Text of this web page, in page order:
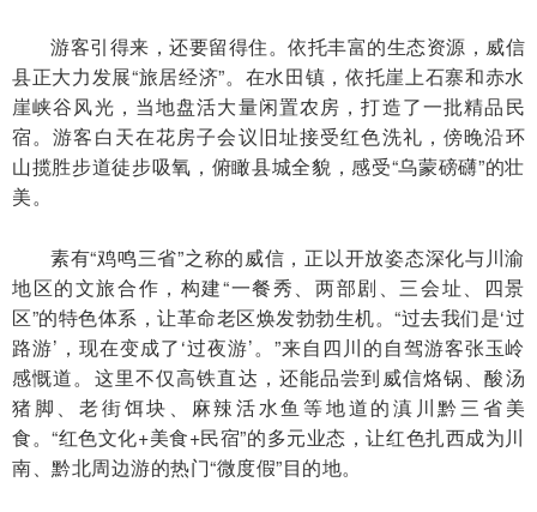
游客引得来，还要留得住。依托丰富的生态资源，威信
县正大力发展“旅居经济”。在水田镇，依托崖上石寨和赤水
崖峡谷风光，当地盘活大量闲置农房，打造了一批精品民
宿。游客白天在花房子会议旧址接受红色洗礼，傍晚沿环
山揽胜步道徒步吸氧，俯瞰县城全貌，感受“乌蒙磅礴”的壮
美。
素有“鸡鸣三省”之称的威信，正以开放姿态深化与川渝
地区的文旅合作，构建“一餐秀、两部剧、三会址、四景
区”的特色体系，让革命老区焕发勃勃生机。“过去我们是‘过
路游’，现在变成了‘过夜游’。”来自四川的自驾游客张玉岭
感慨道。这里不仅高铁直达，还能品尝到威信烙锅、酸汤
猪脚、老街饵块、麻辣活水鱼等地道的滇川黔三省美
食。“红色文化+美食+民宿”的多元业态，让红色扎西成为川
南、黔北周边游的热门“微度假”目的地。